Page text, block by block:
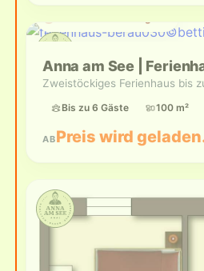
Anna am See |
Zweistöckiges Ferienhaus bis
Bis zu 6 Gäste 100 m²
ABPreis wird